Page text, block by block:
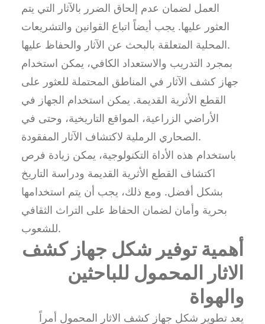
العمل لضمان عدم إلحاق الضرر بالآثار التي يتم
العثور عليها. يجب أيضاً اتباع القوانين والتشريعات
المحلية المتعلقة بالبحث عن الآثار والحفاظ عليها.
بمجرد التدريب والاستعداد الكافي، يمكن استخدام
جهاز كشف الآثار في المناطق المحتملة للعثور على
القطع الأثرية القديمة. يمكن استخدام الجهاز في
الأراضي الزراعية، المواقع التاريخية، وحتى في
الصحاري الرملية لاكتشاف الآثار المفقودة.
باستخدام هذه الأداة التكنولوجية، يمكن زيادة فرص
اكتشاف القطع الأثرية القديمة ودراسة التاريخ
بشكل أفضل. ومع ذلك، يجب أن يتم استخدامها
بحرية وأمان لضمان الحفاظ على التراث الثقافي
للشعوب.
أهمية توفير شكل جهاز كشف
الاثار المحمول للباحثين
والهواة
يعد تطوير شكل جهاز كشف الاثار المحمول أمراً